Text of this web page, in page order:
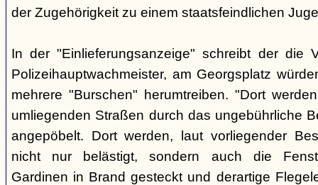
der Zugehörigkeit zu einem staatsfeindlichen
In der "Einlieferungsanzeige" schreibt der die
Polizeihauptwachmeister, am Georgsplatz
mehrere "Burschen" herumtreiben. "Dort
umliegenden Straßen durch das ungebührliche
angepöbelt. Dort werden, laut vorliegender
nicht nur belästigt, sondern auch die
Gardinen in Brand gesteckt und derartige